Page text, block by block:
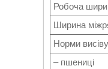
Робоча
Ширина
Норми
– пшениці